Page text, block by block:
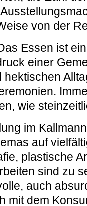
von der
Essen ist
einer
hektischen
wie
im
auf
plastische
sind zu
auch
mit dem